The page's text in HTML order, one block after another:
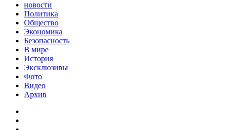
новости
Политика
Общество
Экономика
Безопасность
В мире
История
Эксклюзивы
Фото
Видео
Архив